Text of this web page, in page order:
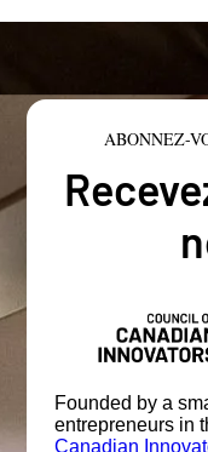
ABONNEZ-